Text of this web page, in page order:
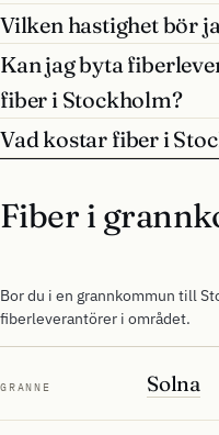
Vilken hastighet bör
Kan jag byta
fiber i Stockholm?
Vad kostar fiber i
Fiber i
Bor du i en grannkommun till
fiberleverantörer i området.
GRANNE Solna